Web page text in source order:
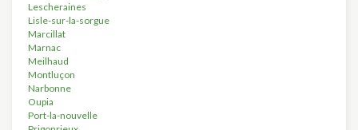
Lescheraines
Lisle-sur-la-sorgue
Marcillat
Marnac
Meilhaud
Montluçon
Narbonne
Oupia
Port-la-nouvelle